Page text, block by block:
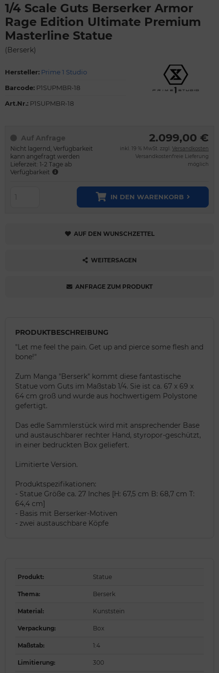
1/4 Scale Guts Berserker Armor
Rage Edition Ultimate Premium
Masterline Statue
(Berserk)
Hersteller: Prime 1 Studio
Barcode: P1SUPMBR-18
Art.Nr.: P1SUPMBR-18
Auf Anfrage
Nicht lagernd, Verfügbarkeit
kann angefragt werden
Lieferzeit: 1-2 Tage ab
Verfügbarkeit
2.099,00 €
inkl. 19 % MwSt. zzgl. Versandkosten
Versandkostenfreie Lieferung
möglich
IN DEN WARENKORB
AUF DEN WUNSCHZETTEL
WEITERSAGEN
ANFRAGE ZUM PRODUKT
PRODUKTBESCHREIBUNG
"Let me feel the pain. Get up and pierce some flesh and
bone!"
Zum Manga "Berserk" kommt diese fantastische
Statue vom Guts im Maßstab 1/4. Sie ist ca. 67 x 69 x
64 cm groß und wurde aus hochwertigem Polystone
gefertigt.
Das edle Sammlerstück wird mit ansprechender Base
und austauschbarer rechter Hand, styropor-geschützt,
in einer bedruckten Box geliefert.
Limitierte Version.
Produktspezifikationen:
- Statue Größe ca. 27 Inches [H: 67,5 cm B: 68,7 cm T:
64,4 cm]
- Basis mit Berserker-Motiven
- zwei austauschbare Köpfe
Produkt: Statue
Thema: Berserk
Material: Kunststein
Verpackung: Box
Maßstab: 1:4
Limitierung: 300